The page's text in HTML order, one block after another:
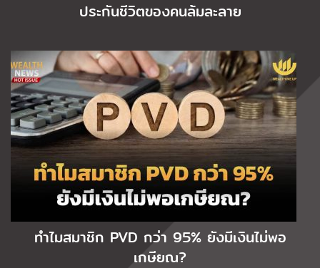
ประกันชีวิตของคนล้มละลาย
ทำไมสมาชิก PVD กว่า 95% ยังมีเงินไม่พอ
เกษียณ?